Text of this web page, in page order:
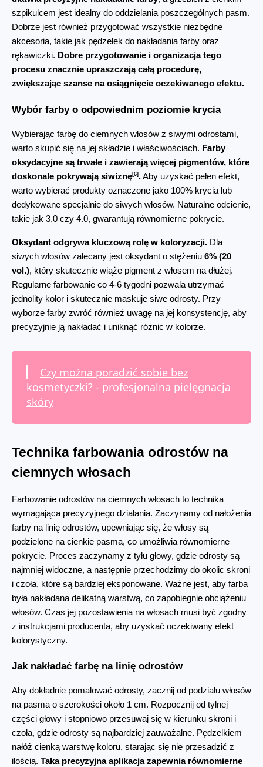
szpikulcem jest idealny do oddzielania poszczególnych pasm.
Dobrze jest również przygotować wszystkie niezbędne
akcesoria, takie jak pędzelek do nakładania farby oraz
rękawiczki. Dobre przygotowanie i organizacja tego
procesu znacznie upraszczają całą procedurę,
zwiększając szanse na osiągnięcie oczekiwanego efektu.
Wybór farby o odpowiednim poziomie krycia
Wybierając farbę do ciemnych włosów z siwymi odrostami,
warto skupić się na jej składzie i właściwościach. Farby
oksydacyjne są trwałe i zawierają więcej pigmentów, które
doskonale pokrywają siwiznę[6] . Aby uzyskać pełen efekt,
warto wybierać produkty oznaczone jako 100% krycia lub
dedykowane specjalnie do siwych włosów. Naturalne odcienie,
takie jak 3.0 czy 4.0, gwarantują równomierne pokrycie.
Oksydant odgrywa kluczową rolę w koloryzacji. Dla
siwych włosów zalecany jest oksydant o stężeniu 6% (20
vol.), który skutecznie wiąże pigment z włosem na dłużej.
Regularne farbowanie co 4-6 tygodni pozwala utrzymać
jednolity kolor i skutecznie maskuje siwe odrosty. Przy
wyborze farby zwróć również uwagę na jej konsystencję, aby
precyzyjnie ją nakładać i uniknąć różnic w kolorze.
Czy można poradzić sobie bez
kosmetyczki? - profesjonalna pielęgnacja
skóry
Technika farbowania odrostów na
ciemnych włosach
Farbowanie odrostów na ciemnych włosach to technika
wymagająca precyzyjnego działania. Zaczynamy od nałożenia
farby na linię odrostów, upewniając się, że włosy są
podzielone na cienkie pasma, co umożliwia równomierne
pokrycie. Proces zaczynamy z tyłu głowy, gdzie odrosty są
najmniej widoczne, a następnie przechodzimy do okolic skroni
i czoła, które są bardziej eksponowane. Ważne jest, aby farba
była nakładana delikatną warstwą, co zapobiegnie obciążeniu
włosów. Czas jej pozostawienia na włosach musi być zgodny
z instrukcjami producenta, aby uzyskać oczekiwany efekt
kolorystyczny.
Jak nakładać farbę na linię odrostów
Aby dokładnie pomalować odrosty, zacznij od podziału włosów
na pasma o szerokości około 1 cm. Rozpocznij od tylnej
części głowy i stopniowo przesuwaj się w kierunku skroni i
czoła, gdzie odrosty są najbardziej zauważalne. Pędzelkiem
nałóż cienką warstwę koloru, starając się nie przesadzić z
ilością. Taka precyzyjna aplikacja zapewnia równomierne